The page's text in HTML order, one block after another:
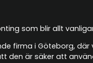
som blir allt
firma i Göteborg,
den är säker att